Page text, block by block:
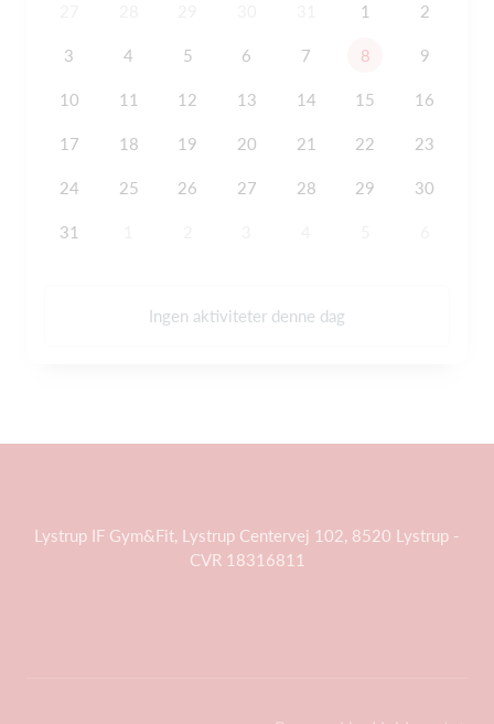
1 2
3 4 5 6 7 8 9
10 11 12 13 14 15 16
17 18 19 20 21 22 23
24 25 26 27 28 29 30
31
Ingen aktiviteter denne dag
Lystrup IF Gym&Fit, Lystrup Centervej 102, 8520 Lystrup -
CVR 18316811